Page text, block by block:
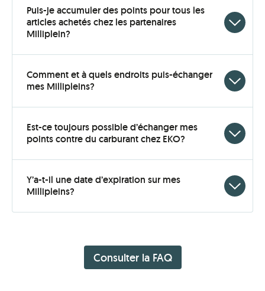
Puis-je accumuler des points pour tous les
articles achetés chez les partenaires
Milliplein?
open
Comment et à quels endroits puis-échanger
mes Millipleins?
open
Est-ce toujours possible d’échanger mes
points contre du carburant chez EKO?
open
Y’a-t-il une date d’expiration sur mes
Millipleins?
open
Consulter la FAQ